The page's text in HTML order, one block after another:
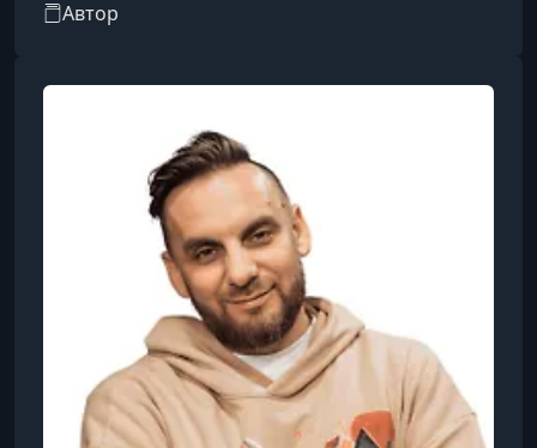
богатым опытом работы.Образование
WK School of Art & Design в Лондоне.
Автор